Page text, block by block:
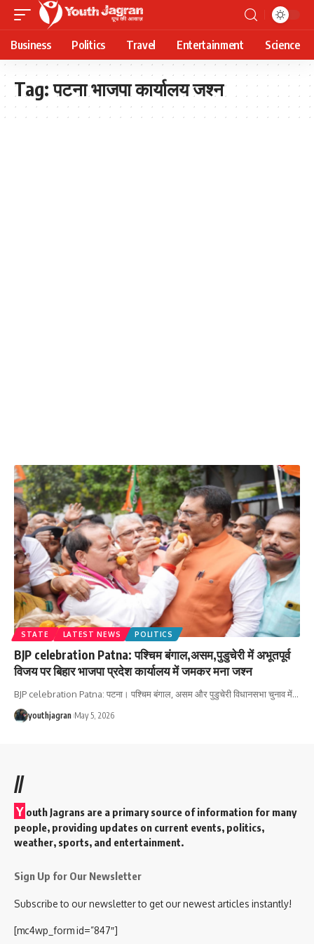
Business Politics Travel Entertainment Science
Tag:पटना भाजपा कार्यालय जश्न
STATE LATEST NEWS POLITICS
BJP celebration Patna: पश्चिम बंगाल,असम,पुडुचेरी में अभूतपूर्व
विजय पर बिहार भाजपा प्रदेश कार्यालय में जमकर मना जश्न
‎BJP celebration Patna: पटना। पश्चिम बंगाल, असम और पुडुचेरी विधानसभा चुनाव में…
youthjagran May 5, 2026
//
Y outh Jagrans are a primary source of information for many
people, providing updates on current events, politics,
weather, sports, and entertainment.
Sign Up for Our Newsletter
Subscribe to our newsletter to get our newest articles instantly!
[mc4wp_form id=”847″]